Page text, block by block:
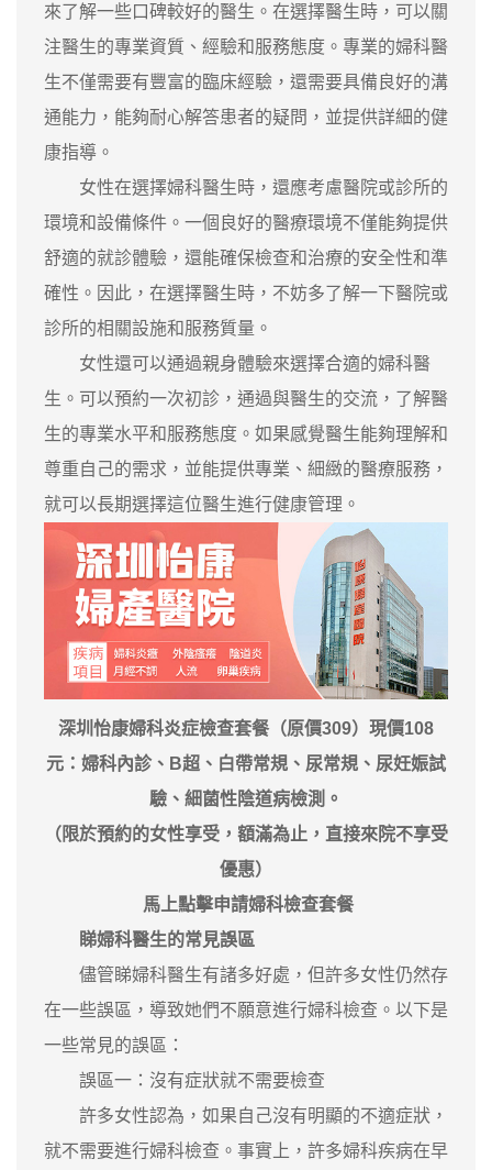
來了解一些口碑較好的醫生。在選擇醫生時，可以關
注醫生的專業資質、經驗和服務態度。專業的婦科醫
生不僅需要有豐富的臨床經驗，還需要具備良好的溝
通能力，能夠耐心解答患者的疑問，並提供詳細的健
康指導。
女性在選擇婦科醫生時，還應考慮醫院或診所的
環境和設備條件。一個良好的醫療環境不僅能夠提供
舒適的就診體驗，還能確保檢查和治療的安全性和準
確性。因此，在選擇醫生時，不妨多了解一下醫院或
診所的相關設施和服務質量。
女性還可以通過親身體驗來選擇合適的婦科醫
生。可以預約一次初診，通過與醫生的交流，了解醫
生的專業水平和服務態度。如果感覺醫生能夠理解和
尊重自己的需求，並能提供專業、細緻的醫療服務，
就可以長期選擇這位醫生進行健康管理。
深圳怡康婦科炎症檢查套餐（原價309）現價108
元：婦科內診、B超、白帶常規、尿常規、尿妊娠試
驗、細菌性陰道病檢測。
（限於預約的女性享受，額滿為止，直接來院不享受
優惠）
馬上點擊申請婦科檢查套餐
睇婦科醫生的常見誤區
儘管睇婦科醫生有諸多好處，但許多女性仍然存
在一些誤區，導致她們不願意進行婦科檢查。以下是
一些常見的誤區：
誤區一：沒有症狀就不需要檢查
許多女性認為，如果自己沒有明顯的不適症狀，
就不需要進行婦科檢查。事實上，許多婦科疾病在早